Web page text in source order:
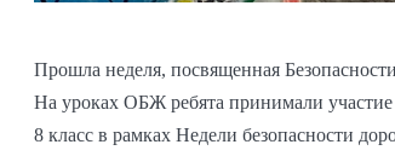
Прошла неделя, посвященная
На уроках ОБЖ ребята принимали
8 класс в рамках Недели безопасности